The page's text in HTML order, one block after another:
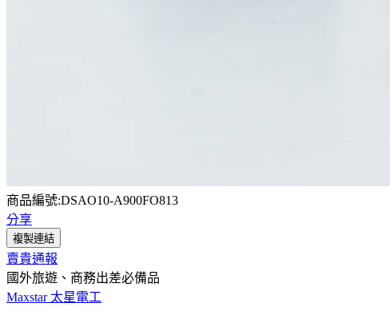
商品編號:DSAO10-A900FO813
分享
複製連結
賣貴通報
國外旅遊、商務出差必備品
Maxstar 太星電工